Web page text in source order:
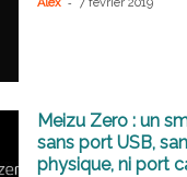
Meizu Zero : un
sans port USB,
physique, ni port